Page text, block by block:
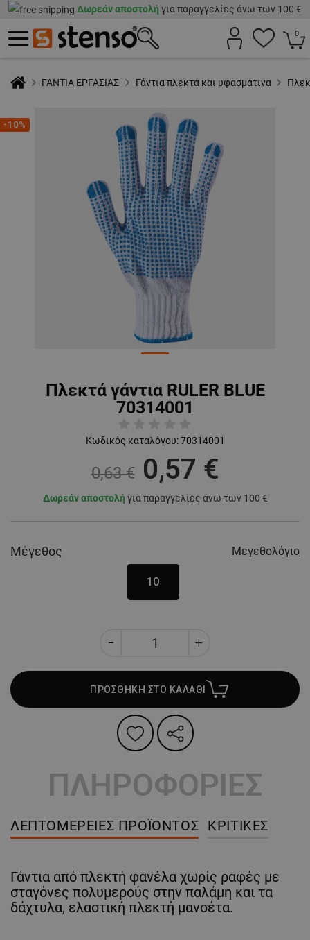
Δωρεάν αποστολή για παραγγελίες άνω των 100 €
0
ΓΑΝΤΙΑ ΕΡΓΑΣΙΑΣ Γάντια πλεκτά και υφασμάτινα
-10%
Πλεκτά γάντια RULER BLUE
70314001
Κωδικός καταλόγου: 70314001
0,63 € 0,57 €
Δωρεάν αποστολή για παραγγελίες άνω των 100 €
Μέγεθος Μεγεθολόγιο
10
ΠΡΟΣΘΗΚΗ ΣΤΟ ΚΑΛΑΘΙ
ΠΛΗΡΟΦΟΡΙΕΣ
ΛΕΠΤΟΜΈΡΕΙΕΣ ΠΡΟΪΌΝΤΟΣ ΚΡΙΤΙΚΈΣ
Γάντια από πλεκτή φανέλα χωρίς ραφές με
σταγόνες πολυμερούς στην παλάμη και τα
δάχτυλα, ελαστική πλεκτή μανσέτα.